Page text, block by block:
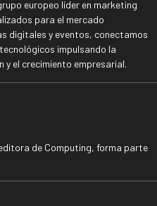
europeo líder en marketing
para el mercado
digitales y eventos, conectamos
impulsando la
y el crecimiento empresarial.
de Computing, forma parte